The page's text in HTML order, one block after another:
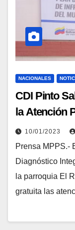
NACIONALES
CDI Pinto
la Atención
habitantes
10/01/2023
Prensa MPPS.-
Diagnóstico
la parroquia El
gratuita las